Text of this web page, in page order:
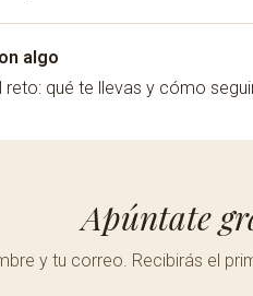
algo
reto: qué te llevas y cómo
Apúntate
y tu correo. Recibirás el